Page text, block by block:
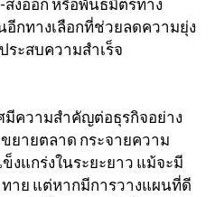
กทางเลือกที่ช่วยลดความยุ่ง
ระสบความสำเร็จ
มีความสำคัญต่อธุรกิจอย่าง
ยายตลาด กระจายความ
งแกร่งในระยะยาว แม้จะมี
าย แต่หากมีการวางแผนที่ดี